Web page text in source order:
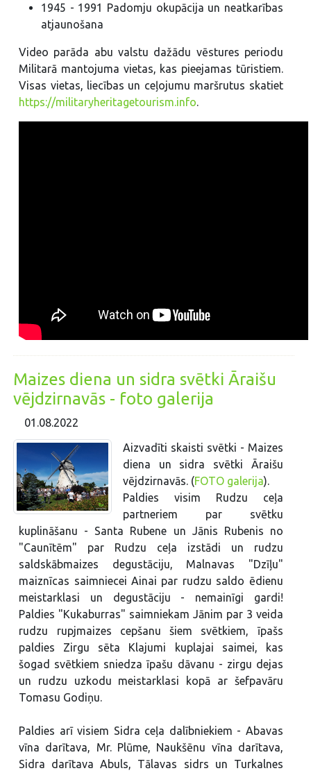
1945 - 1991 Padomju okupācija un neatkarības
atjaunošana
Video parāda abu valstu dažādu vēstures periodu
Militarā mantojuma vietas, kas pieejamas tūristiem.
Visas vietas, liecības un ceļojumu maršrutus skatiet
https://militaryheritagetourism.info.
Maizes diena un sidra svētki Āraišu
vējdzirnavās - foto galerija
01.08.2022
Aizvadīti skaisti svētki - Maizes
diena un sidra svētki Āraišu
vējdzirnavās. (FOTO galerija).
Paldies visim Rudzu ceļa
partneriem par svētku
kuplināšanu - Santa Rubene un Jānis Rubenis no
"Caunītēm" par Rudzu ceļa izstādi un rudzu
saldskābmaizes degustāciju, Malnavas "Dzīļu"
maiznīcas saimniecei Ainai par rudzu saldo ēdienu
meistarklasi un degustāciju - nemainīgi gardi!
Paldies "Kukaburras" saimniekam Jānim par 3 veida
rudzu rupjmaizes cepšanu šiem svētkiem, īpašs
paldies Zirgu sēta Klajumi kuplajai saimei, kas
šogad svētkiem sniedza īpašu dāvanu - zirgu dejas
un rudzu uzkodu meistarklasi kopā ar šefpavāru
Tomasu Godiņu.
Paldies arī visiem Sidra ceļa dalībniekiem - Abavas
vīna darītava, Mr. Plūme, Naukšēnu vīna darītava,
Sidra darītava Abuls, Tālavas sidrs un Turkalnes